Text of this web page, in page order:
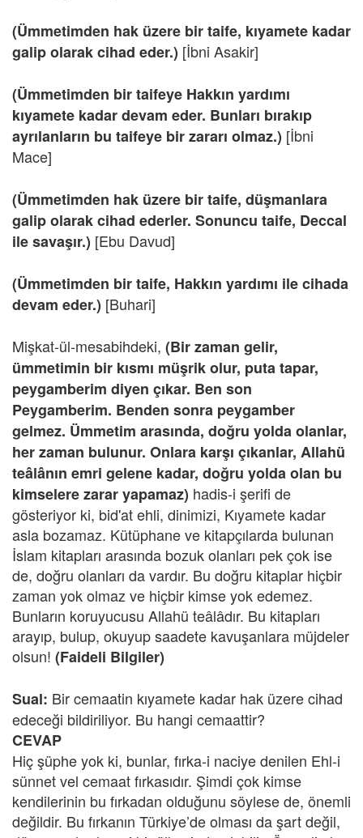
(Ümmetimden hak üzere bir taife, kıyamete kadar
galip olarak cihad eder.) [İbni Asakir]
(Ümmetimden bir taifeye Hakkın yardımı
kıyamete kadar devam eder. Bunları bırakıp
ayrılanların bu taifeye bir zararı olmaz.) [İbni
Mace]
(Ümmetimden hak üzere bir taife, düşmanlara
galip olarak cihad ederler. Sonuncu taife, Deccal
ile savaşır.) [Ebu Davud]
(Ümmetimden bir taife, Hakkın yardımı ile cihada
devam eder.) [Buhari]
Mişkat-ül-mesabihdeki, (Bir zaman gelir,
ümmetimin bir kısmı müşrik olur, puta tapar,
peygamberim diyen çıkar. Ben son
Peygamberim. Benden sonra peygamber
gelmez. Ümmetim arasında, doğru yolda olanlar,
her zaman bulunur. Onlara karşı çıkanlar, Allahü
teâlânın emri gelene kadar, doğru yolda olan bu
kimselere zarar yapamaz) hadis-i şerifi de
gösteriyor ki, bid'at ehli, dinimizi, Kıyamete kadar
asla bozamaz. Kütüphane ve kitapçılarda bulunan
İslam kitapları arasında bozuk olanları pek çok ise
de, doğru olanları da vardır. Bu doğru kitaplar hiçbir
zaman yok olmaz ve hiçbir kimse yok edemez.
Bunların koruyucusu Allahü teâlâdır. Bu kitapları
arayıp, bulup, okuyup saadete kavuşanlara müjdeler
olsun! (Faideli Bilgiler)
Sual: Bir cemaatin kıyamete kadar hak üzere cihad
edeceği bildiriliyor. Bu hangi cemaattir?
CEVAP
Hiç şüphe yok ki, bunlar, fırka-i naciye denilen Ehl-i
sünnet vel cemaat fırkasıdır. Şimdi çok kimse
kendilerinin bu fırkadan olduğunu söylese de, önemli
değildir. Bu fırkanın Türkiye’de olması da şart değil,